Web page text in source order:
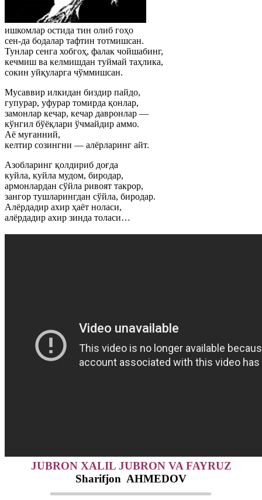
ишкомлар остида тин олиб гоҳо
сен-да бодалар тафтин тотмишсан.
Тунлар сенга хобгоҳ, фалак чойшабинг,
кечмиш ва келмишдан туймай таҳлика,
сокин уйқуларга чўммишсан.
Мусаввир илкидан биздир пайдо,
гупурар, уфурар томирда қонлар,
замонлар кечар, кечар давронлар —
кўнгил бўёқлари ўчмайдир аммо.
Аё муғанний,
келтир созингни — алёрларинг айт.
Азобларинг қолдириб доғда
куйла, куйла мудом, биродар,
армонлардан сўйла ривоят такрор,
зангор тушларингдан сўйла, биродар.
Алёрдадир ахир ҳаёт ноласи,
алёрдадир ахир зинда толаси…
JUBRON XALIL JUBRON VA FAYRUZ
Sharifjon AHMEDOV